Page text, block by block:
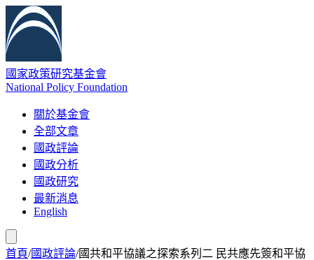
國家政策研究基金會
National Policy Foundation
關於基金會
全部文章
國政評論
國政分析
國政研究
最新消息
English
首頁/國政評論/國共和平協議之探索系列二 民共應先簽和平協